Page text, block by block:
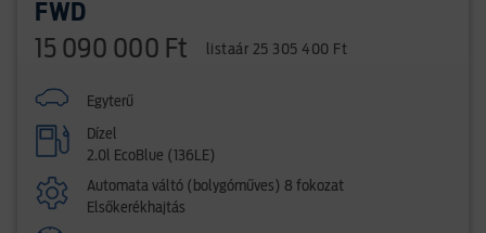
FWD
15 090 000 Ft listaár 25 305 400 Ft
Egyterű
Dízel
2.0l EcoBlue (136LE)
Automata váltó (bolygóműves) 8 fokozat
Elsőkerékhajtás